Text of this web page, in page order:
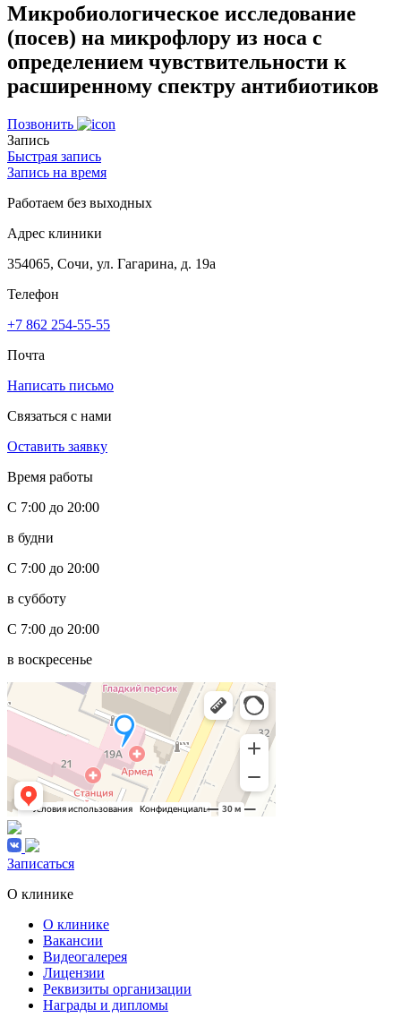
Микробиологическое исследование
(посев) на микрофлору из носа с
определением чувствительности к
расширенному спектру антибиотиков
Позвонить
Запись
Быстрая запись
Запись на время
Работаем без выходных
Адрес клиники
354065, Сочи, ул. Гагарина, д. 19а
Телефон
+7 862 254-55-55
Почта
Написать письмо
Связаться с нами
Оставить заявку
Время работы
С 7:00 до 20:00
в будни
С 7:00 до 20:00
в субботу
С 7:00 до 20:00
в воскресенье
Записаться
О клинике
О клинике
Вакансии
Видеогалерея
Лицензии
Реквизиты организации
Награды и дипломы